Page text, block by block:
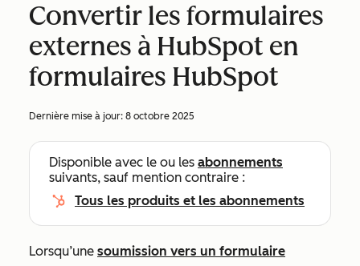
Convertir les formulaires
externes à HubSpot en
formulaires HubSpot
Dernière mise à jour: 8 octobre 2025
Disponible avec le ou les abonnements
suivants, sauf mention contraire :
Tous les produits et les abonnements
Lorsqu’une soumission vers un formulaire